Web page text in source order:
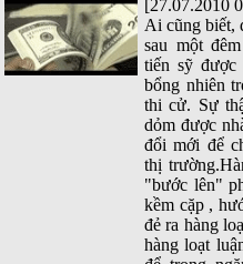
[27.07.2010
Ai cũng biết,
sau một
tiến sỹ
bổng nhiên
thi cử. Sự
dỏm được
đổi mới để
thị
"bước lên"
kềm cặp ,
đẻ ra hàng
hàng loạt